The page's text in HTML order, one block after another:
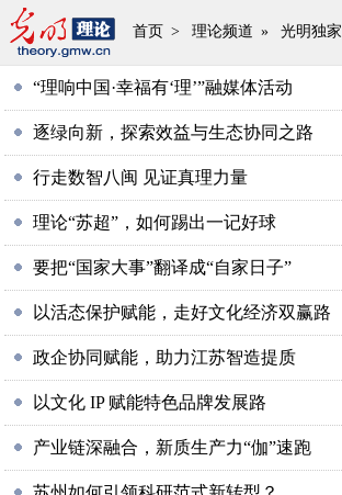
首页 > 理论频道 » 光明独家
“理响中国·幸福有‘理’”融媒体活动
逐绿向新，探索效益与生态协同之路
行走数智八闽 见证真理力量
理论“苏超”，如何踢出一记好球
要把“国家大事”翻译成“自家日子”
以活态保护赋能，走好文化经济双赢路
政企协同赋能，助力江苏智造提质
以文化 IP 赋能特色品牌发展路
产业链深融合，新质生产力“伽”速跑